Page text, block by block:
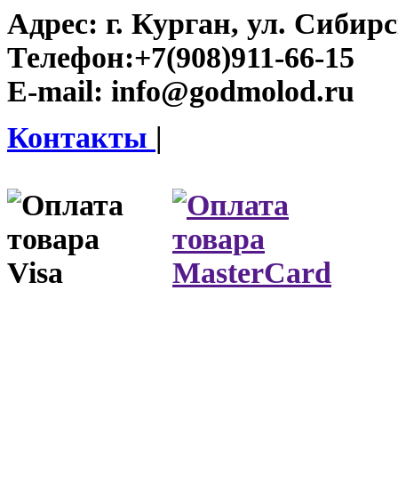
Адрес: г. Курган, ул.
Телефон:+7(908)911-66-15
E-mail: info@godmolod.ru
Контакты |